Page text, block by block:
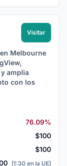
Visitar
Melbourne
amplia
con los
76.09%
$100
$100
(1:30 en la UE)